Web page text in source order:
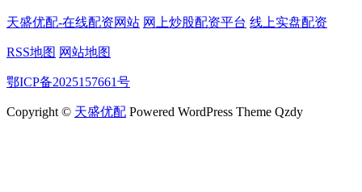
天盛优配-在线配资网站 网上炒股配资平台 线上实盘配资
RSS地图 网站地图
鄂ICP备2025157661号
Copyright © 天盛优配 Powered WordPress Theme Qzdy